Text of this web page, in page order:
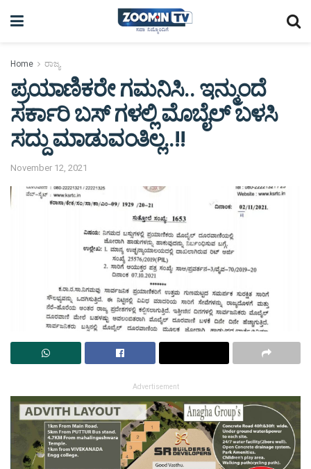
Home ರಾಜ್ಯ
ಪ್ರಯಾಣಿಕರೇ ಗಮನಿಸಿ.. ಇನ್ಮುಂದೆ
ಸರ್ಕಾರಿ ಬಸ್ ಗಳಲ್ಲಿ ಮೊಬೈಲ್ ಬಳಸಿ
ಸದ್ದು ಮಾಡುವಂತಿಲ್ಲ..!!
November 12, 2021
Advertisement